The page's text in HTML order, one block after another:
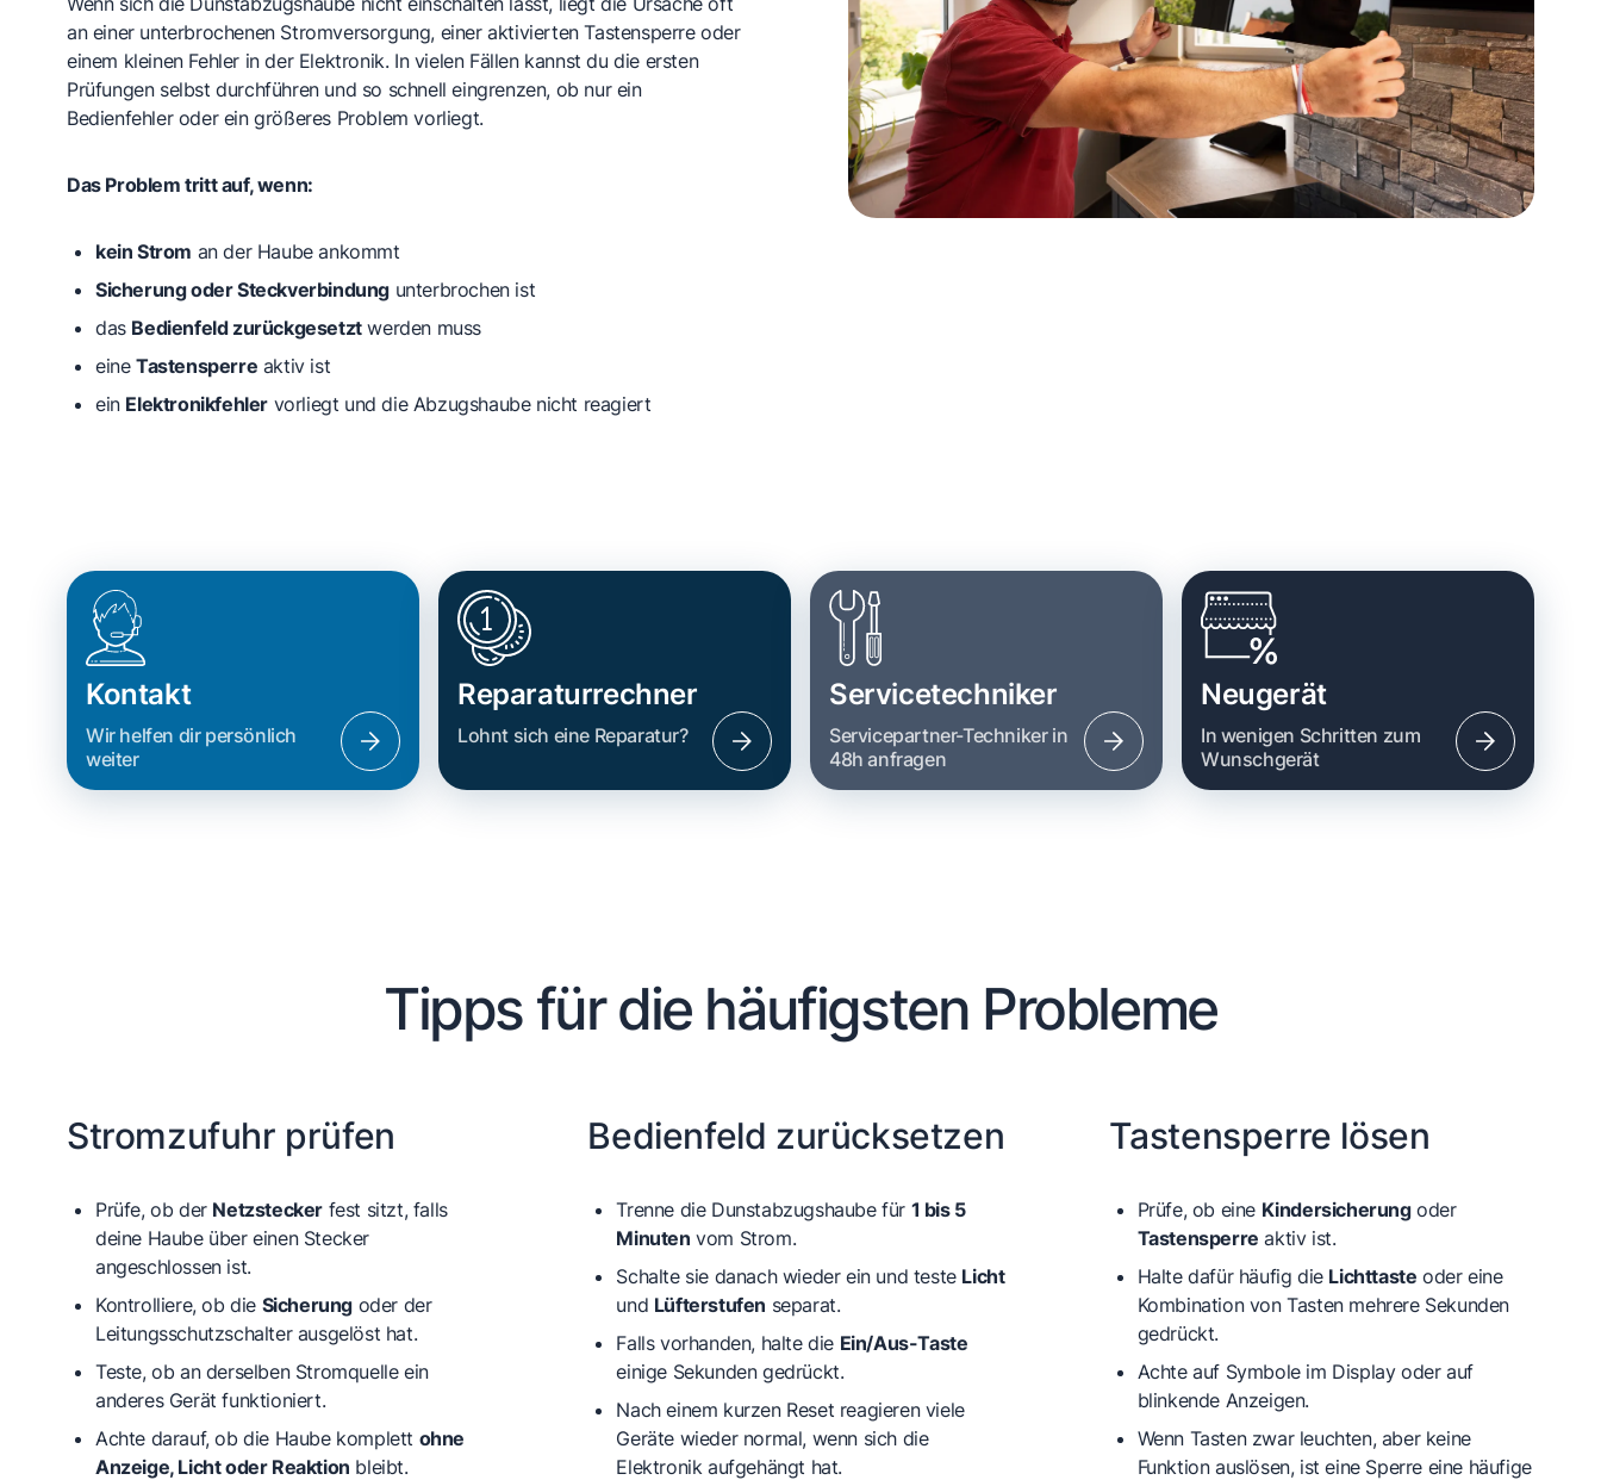
an einer unterbrochenen Stromversorgung, einer aktivierten Tastensperre oder
einem kleinen Fehler in der Elektronik. In vielen Fällen kannst du die ersten
Prüfungen selbst durchführen und so schnell eingrenzen, ob nur ein
Bedienfehler oder ein größeres Problem vorliegt.
Das Problem tritt auf, wenn:
kein Strom an der Haube ankommt
Sicherung oder Steckverbindung unterbrochen ist
das Bedienfeld zurückgesetztwerden muss
eine Tastensperre aktiv ist
ein Elektronikfehler vorliegt und die Abzugshaube nicht reagiert
Kontakt
Wir helfen dir persönlich
weiter
Reparaturrechner
Lohnt sich eine Reparatur?
Servicetechniker
Servicepartner-Techniker in
48h anfragen
Neugerät
In wenigen Schritten zum
Wunschgerät
Tipps für die häufigsten Probleme
Stromzufuhr prüfen
Prüfe, ob der Netzstecker fest sitzt, falls
deine Haube über einen Stecker
angeschlossen ist.
Kontrolliere, ob die Sicherung oder der
Leitungsschutzschalter ausgelöst hat.
Teste, ob an derselben Stromquelle ein
anderes Gerät funktioniert.
Achte darauf, ob die Haube komplett ohne
Anzeige, Licht oder Reaktion bleibt.
Bedienfeld zurücksetzen
Trenne die Dunstabzugshaube für 1 bis 5
Minuten vom Strom.
Schalte sie danach wieder ein und teste Licht
und Lüfterstufen separat.
Falls vorhanden, halte die Ein/Aus-Taste
einige Sekunden gedrückt.
Nach einem kurzen Reset reagieren viele
Geräte wieder normal, wenn sich die
Elektronik aufgehängt hat.
Tastensperre lösen
Prüfe, ob eine Kindersicherungoder
Tastensperre aktiv ist.
Halte dafür häufig die Lichttaste oder eine
Kombination von Tasten mehrere Sekunden
gedrückt.
Achte auf Symbole im Display oder auf
blinkende Anzeigen.
Wenn Tasten zwar leuchten, aber keine
Funktion auslösen, ist eine Sperre eine häufige